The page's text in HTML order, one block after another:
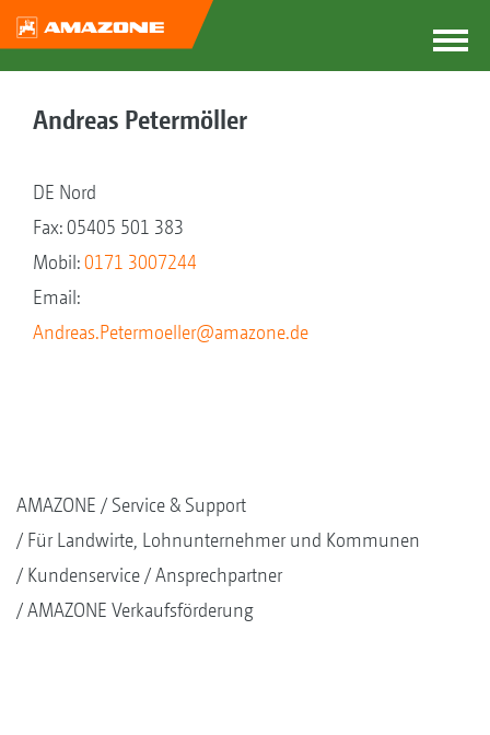
Andreas Petermöller
DE Nord
Fax: 05405 501 383
Mobil:0171 3007244
Email:
Andreas.Petermoeller@amazone.de
AMAZONE
Service & Support
Für Landwirte, Lohnunternehmer und Kommunen
Kundenservice
Ansprechpartner
AMAZONE Verkaufsförderung